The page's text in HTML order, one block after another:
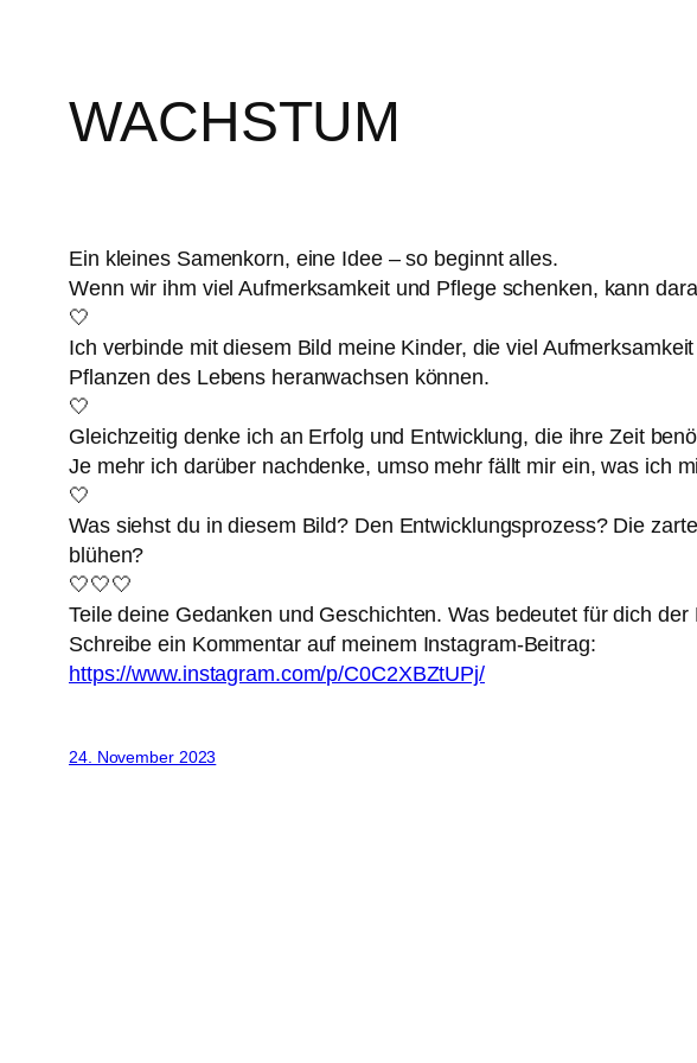
WACHSTUM
Ein kleines Samenkorn, eine Idee – so beginnt alles.
Wenn wir ihm viel Aufmerksamkeit und Pflege schenken, kann
🤍
Ich verbinde mit diesem Bild meine Kinder, die viel
Pflanzen des Lebens heranwachsen können.
🤍
Gleichzeitig denke ich an Erfolg und Entwicklung, die ihre Zeit
Je mehr ich darüber nachdenke, umso mehr fällt mir ein, was ich
🤍
Was siehst du in diesem Bild? Den Entwicklungsprozess? Die
blühen?
🤍🤍🤍
Teile deine Gedanken und Geschichten. Was bedeutet für dich
Schreibe ein Kommentar auf meinem Instagram-Beitrag:
https://www.instagram.com/p/C0C2XBZtUPj/
24. November 2023